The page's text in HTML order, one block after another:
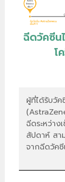
ฉีดวัคซี
โ
ผู้ที่ได้รับวัค
ฉีดระหว่าง
สัปดาห์ สา
จากฉีดวัค